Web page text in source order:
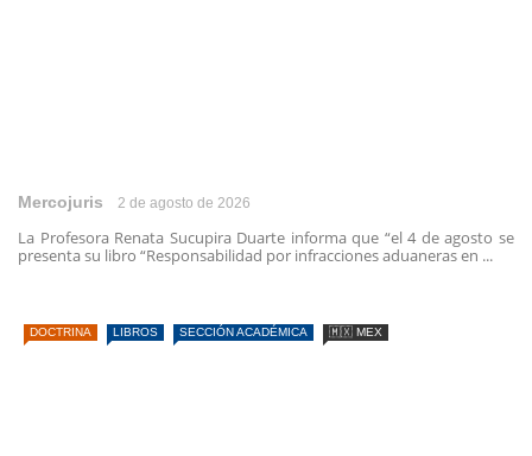
Mercojuris 2 de agosto de 2026
La Profesora Renata Sucupira Duarte informa que “el 4 de agosto se
presenta su libro “Responsabilidad por infracciones aduaneras en ...
DOCTRINA LIBROS SECCIÓN ACADÉMICA 🇲🇽 MEX